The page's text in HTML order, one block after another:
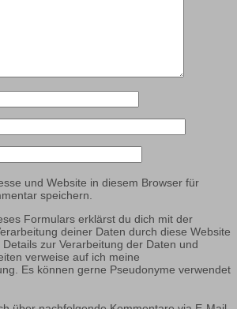
und Website in diesem Browser für
speichern.
Formulars erklärst du dich mit der
deiner Daten durch diese Website
zur Verarbeitung der Daten und
verweise auf ich meine
Es können gerne Pseudonyme verwendet